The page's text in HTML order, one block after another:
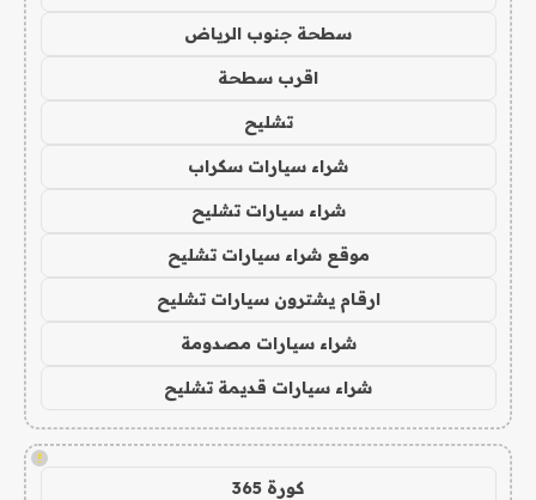
سطحة جنوب الرياض
اقرب سطحة
تشليح
شراء سيارات سكراب
شراء سيارات تشليح
موقع شراء سيارات تشليح
ارقام يشترون سيارات تشليح
شراء سيارات مصدومة
شراء سيارات قديمة تشليح
!
كورة 365